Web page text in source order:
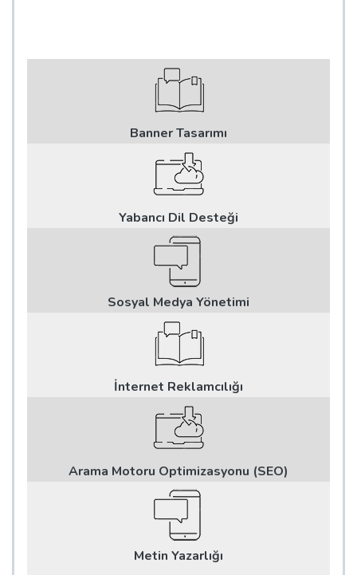
Banner Tasarımı
Yabancı Dil Desteği
Sosyal Medya Yönetimi
İnternet Reklamcılığı
Arama Motoru Optimizasyonu (SEO)
Metin Yazarlığı